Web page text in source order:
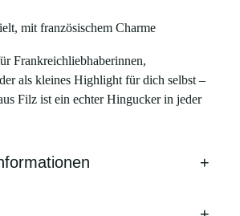
mit französischem Charme
Frankreichliebhaberinnen,
als kleines Highlight für dich selbst –
Filz ist ein echter Hingucker in jeder
+